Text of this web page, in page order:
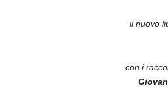
il nuovo
con i